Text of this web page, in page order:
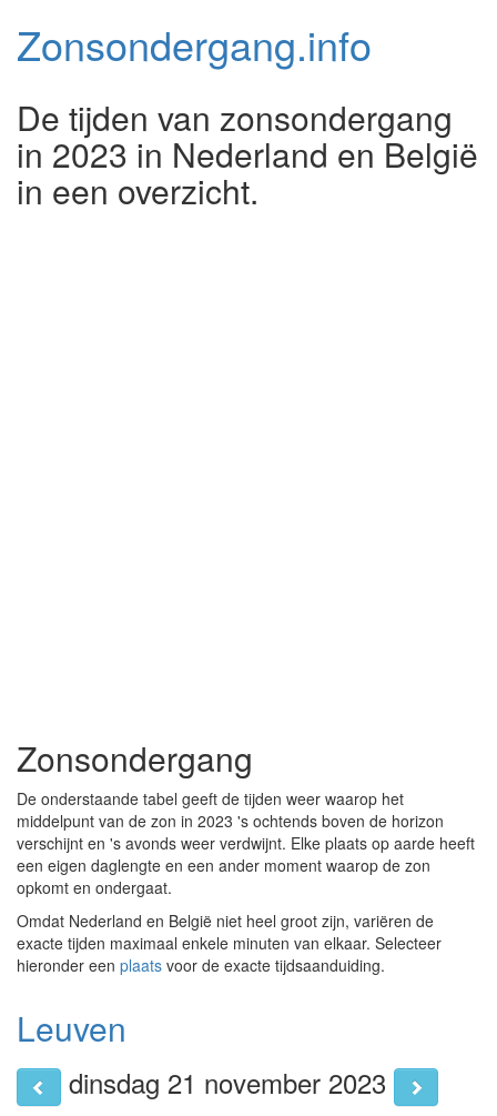
Zonsondergang.info
De tijden van zonsondergang
in 2023 in Nederland en België
in een overzicht.
Zonsondergang
De onderstaande tabel geeft de tijden weer waarop het
middelpunt van de zon in 2023 's ochtends boven de horizon
verschijnt en 's avonds weer verdwijnt. Elke plaats op aarde heeft
een eigen daglengte en een ander moment waarop de zon
opkomt en ondergaat.
Omdat Nederland en België niet heel groot zijn, variëren de
exacte tijden maximaal enkele minuten van elkaar. Selecteer
hieronder een plaats voor de exacte tijdsaanduiding.
Leuven
dinsdag 21 november 2023